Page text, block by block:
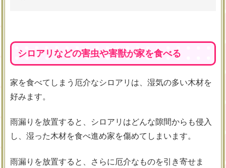
シロアリなどの害虫や害獣が家を食べる
家を食べてしまう厄介なシロアリは、湿気の多い木材を
好みます。
雨漏りを放置すると、シロアリはどんな隙間からも侵入
し、湿った木材を食べ進め家を傷めてしまいます。
雨漏りを放置すると、さらに厄介なものを引き寄せま